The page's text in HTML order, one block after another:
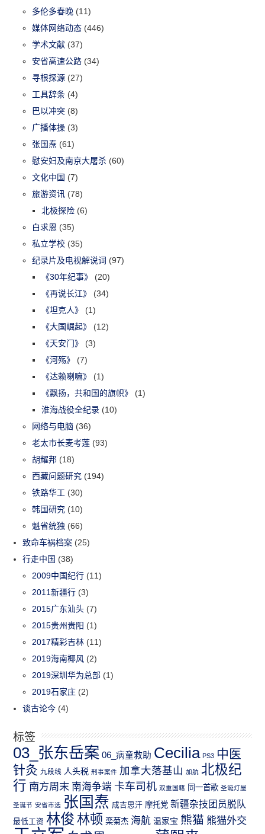
多伦多春晚 (11)
媒体网络动态 (446)
学术文献 (37)
安省高速公路 (34)
寻根探源 (27)
工具辞条 (4)
巴以冲突 (8)
广播体操 (3)
张国焘 (61)
慰安妇及南京大屠杀 (60)
文化中国 (7)
旅游资讯 (78)
北极探险 (6)
白求恩 (35)
私立学校 (35)
纪录片及电视解说词 (97)
《30年纪事》
(20)
《再说长江》
(34)
《坦克人》
(1)
《大国崛起》
(12)
《天安门》
(3)
《河殇》
(7)
《达赖喇嘛》
(1)
《飘扬，共和国的旗帜》
(1)
淮海战役全纪录 (10)
网络与电脑 (36)
老太市长麦考莲 (93)
胡耀邦 (18)
西藏问题研究 (194)
铁路华工 (30)
韩国研究 (10)
魁省统独 (66)
致命车祸档案 (25)
行走中国 (38)
2009中国纪行 (11)
2011新疆行 (3)
2015广东汕头 (7)
2015贵州贵阳 (1)
2017精彩吉林 (11)
2019海南椰风 (2)
2019深圳华为总部 (1)
2019石家庄 (2)
谈古论今 (4)
标签
03_张东岳案 06_病童救助 Cecilia PS3 中医
针灸 九段线 人头税 刑事案件 加拿大落基山 加航 北极纪
行 南方周末 南海争端 卡车司机 双重国籍 同一首歌 圣诞灯屋
圣诞节 安省市选 张国焘 成吉思汗 摩托党 新疆杂技团员脱队
最低工资 林俊 林顿 栾菊杰 海航 温家宝 熊猫 熊猫外交